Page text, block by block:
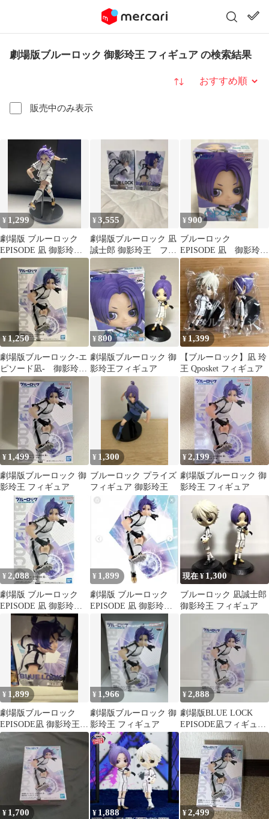
劇場版ブルーロック 御影玲王 フィギュア の検索結果
販売中のみ表示
並び替え
¥ 1,299
劇場版 ブルーロック
EPISODE 凪 御影玲王
フィギュア
¥3,555
劇場版ブルーロック 凪
誠士郎 御影玲王 フィ
ギュア 2種セット
¥900
ブルーロック
EPISODE 凪 御影玲
王 フィギュア 新
品・未開封
¥1,250
劇場版ブルーロック-エ
ピソード凪- 御影玲王
フィギュア
¥800
劇場版ブルーロック 御
影玲王フィギュア
¥ 1,399
【ブルーロック】凪 玲
王 Qposket フィギュア
¥ 1,499
劇場版ブルーロック 御
影玲王 フィギュア
¥ 1,300
ブルーロック プライズ
フィギュア 御影玲王
¥2,199
劇場版ブルーロック 御
影玲王 フィギュア
¥ 2,088
劇場版 ブルーロック
EPISODE 凪 御影玲王
フィギュア ※複数在庫
¥ 1,899
劇場版 ブルーロック
EPISODE 凪 御影玲王
フィギュア
現在 ¥ 1,300
ブルーロック 凪誠士郎
御影玲王 フィギュア
¥ 1,899
劇場版ブルーロック
EPISODE凪 御影玲王フ
ィギュア
¥ 1,966
劇場版ブルーロック 御
影玲王 フィギュア
¥2,888
劇場版BLUE LOCK
EPISODE凪フィギュア
御影玲王
¥ 1,700 ¥ 1,888 ¥2,499